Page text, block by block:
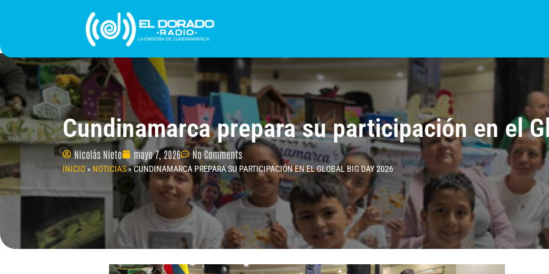
INICIO PROGRAMACIÓN ¿QUIÉNES SOMOS? COLOMBIA BOGOTÁ INTERNACIONAL
Cundinamarca prepara su participación en el
Nicolás Nieto mayo 7, 2026 No Comments
INICIO» NOTICIAS»CUNDINAMARCA PREPARA SU PARTICIPACIÓN EN EL GLOBAL BIG DAY 2026